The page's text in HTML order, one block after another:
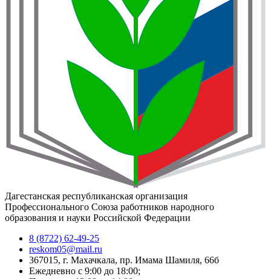
Дагестанская республиканская организация
Профессионального Союза работников народного
образования и науки Российской Федерации
8 (8722) 62-49-25
reskom05@mail.ru
367015, г. Махачкала, пр. Имама Шамиля, 66б
Ежедневно с 9:00 до 18:00;